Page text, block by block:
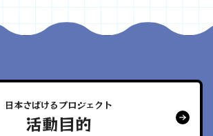
日本さばけるプロジェクト
活動目的